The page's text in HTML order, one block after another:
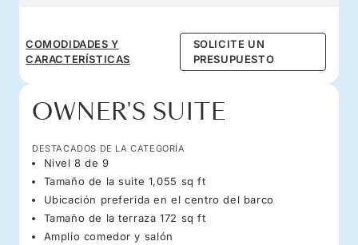
COMODIDADES Y
CARACTERÍSTICAS
SOLICITE UN
PRESUPUESTO
OWNER'S SUITE
DESTACADOS DE LA CATEGORÍA
Nivel 8 de 9
Tamaño de la suite 1,055 sq ft
Ubicación preferida en el centro del barco
Tamaño de la terraza 172 sq ft
Amplio comedor y salón